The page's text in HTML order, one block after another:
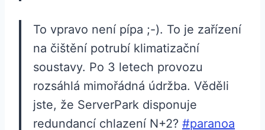
To vpravo není pípa ;-). To je zařízení
na čištění potrubí klimatizační
soustavy. Po 3 letech provozu
rozsáhlá mimořádná údržba. Věděli
jste, že ServerPark disponuje
redundancí chlazení N+2? #paranoa